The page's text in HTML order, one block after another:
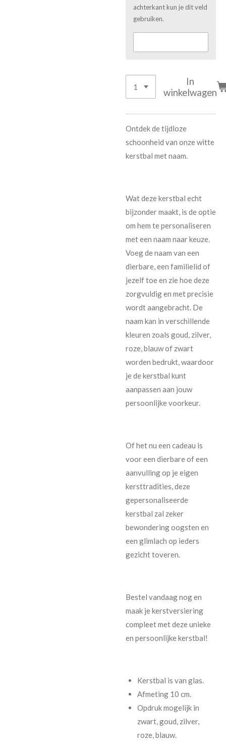
achterkant kun je dit veld
gebruiken.
In
winkelwagen
Ontdek de tijdloze
schoonheid van onze witte
kerstbal met naam.
Wat deze kerstbal echt
bijzonder maakt, is de optie
om hem te personaliseren
met een naam naar keuze.
Voeg de naam van een
dierbare, een familielid of
jezelf toe en zie hoe deze
zorgvuldig en met precisie
wordt aangebracht. De
naam kan in verschillende
kleuren zoals goud, zilver,
roze, blauw of zwart
worden bedrukt, waardoor
je de kerstbal kunt
aanpassen aan jouw
persoonlijke voorkeur.
Of het nu een cadeau is
voor een dierbare of een
aanvulling op je eigen
kersttradities, deze
gepersonaliseerde
kerstbal zal zeker
bewondering oogsten en
een glimlach op ieders
gezicht toveren.
Bestel vandaag nog en
maak je kerstversiering
compleet met deze unieke
en persoonlijke kerstbal!
Kerstbal is van glas.
Afmeting 10 cm.
Opdruk mogelijk in
zwart, goud, zilver,
roze, blauw.